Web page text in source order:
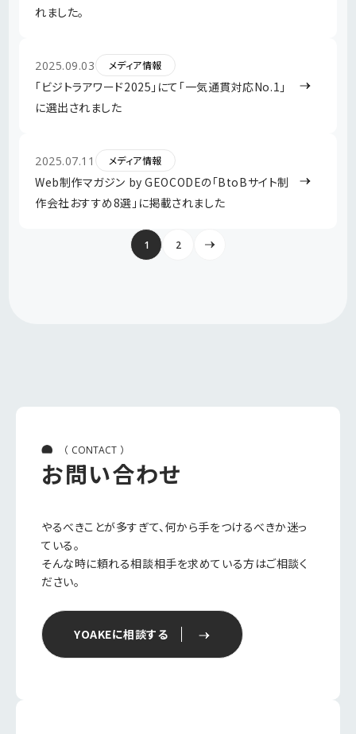
れました。
2025.09.03 メディア情報
「ビジトラアワード2025」にて「一気通貫対応No.1」
に選出されました
2025.07.11 メディア情報
Web制作マガジン by GEOCODEの「BtoBサイト制
作会社おすすめ8選」に掲載されました
1 2
（ CONTACT ）
お問い合わせ
やるべきことが多すぎて、何から手をつけるべきか迷っ
ている。
そんな時に頼れる相談相手を求めている方はご相談く
ださい。
YOAKEに相談する
わせ